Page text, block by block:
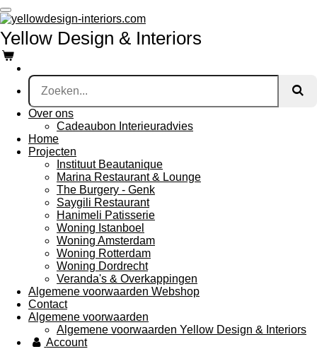
Ga
direct
naar
de
hoofdinhoud
Yellow Design & Interiors
Over ons
Cadeaubon Interieuradvies
Home
Projecten
Instituut Beautanique
Marina Restaurant & Lounge
The Burgery - Genk
Saygili Restaurant
Hanimeli Patisserie
Woning Istanboel
Woning Amsterdam
Woning Rotterdam
Woning Dordrecht
Veranda's & Overkappingen
Algemene voorwaarden Webshop
Contact
Algemene voorwaarden
Algemene voorwaarden Yellow Design & Interiors
Account